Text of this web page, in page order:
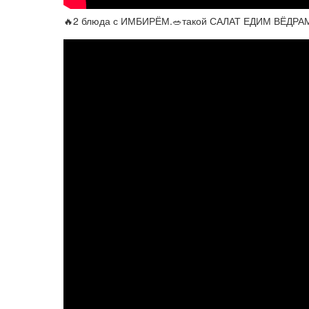
🔥2 блюда с ИМБИРЁМ.🥗такой САЛАТ ЕДИМ